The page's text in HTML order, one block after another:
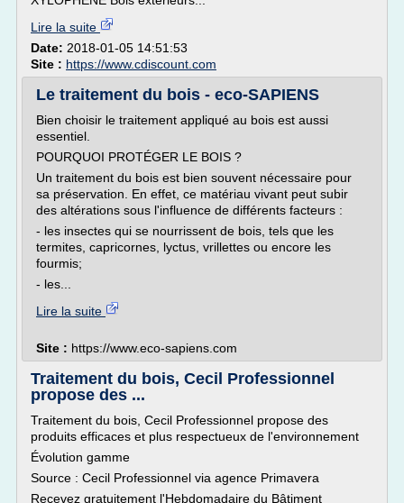
Lire la suite
Date: 2018-01-05 14:51:53
Site : https://www.cdiscount.com
Le traitement du bois - eco-SAPIENS
Bien choisir le traitement appliqué au bois est aussi
essentiel.
POURQUOI PROTÉGER LE BOIS ?
Un traitement du bois est bien souvent nécessaire pour
sa préservation. En effet, ce matériau vivant peut subir
des altérations sous l'influence de différents facteurs :
- les insectes qui se nourrissent de bois, tels que les
termites, capricornes, lyctus, vrillettes ou encore les
fourmis;
- les...
Lire la suite
Site : https://www.eco-sapiens.com
Traitement du bois, Cecil Professionnel
propose des ...
Traitement du bois, Cecil Professionnel propose des
produits efficaces et plus respectueux de l'environnement
Évolution gamme
Source : Cecil Professionnel via agence Primavera
Recevez gratuitement l'Hebdomadaire du Bâtiment